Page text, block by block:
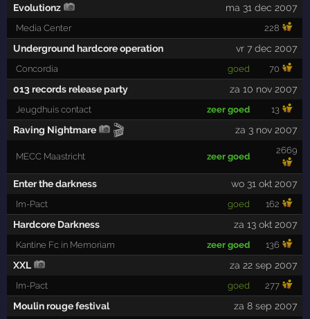
Evolutionz ma 31 dec 2007
Media Center 228
Underground hardcore operation vr 7 dec 2007
Concordia goed 70
013 records release party za 10 nov 2007
Jeugdhuis contact zeer goed 13
Raving Nightmare 🎬 za 3 nov 2007
MECC Maastricht zeer goed
2669
Enter the darkness wo 31 okt 2007
Im-Pact goed 162
Hardcore Darkness za 13 okt 2007
Kantine Fc in Memoriam zeer goed 136
XXL za 22 sep 2007
Im-Pact goed 277
Moulin rouge festival za 8 sep 2007